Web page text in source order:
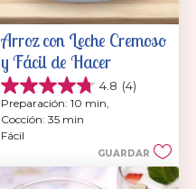
Arroz con Leche Cremoso
y Fácil de Hacer
4.8 (4)
4.8
de
5
estrellas.
reseñas
Preparación: 10 min,
Cocción: 35 min
Fácil
GUARDAR